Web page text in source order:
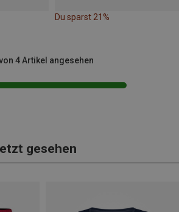
Du sparst 21%
4 Artikel angesehen
gesehen